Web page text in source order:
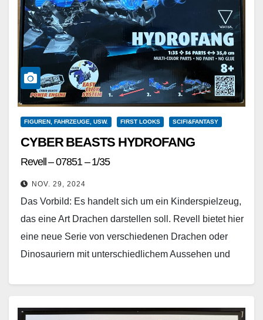
FIGUREN, FAHRZEUGE, USW. FIRST LOOKS SCIFI&FANTASY
CYBER BEASTS HYDROFANG
Revell – 07851 – 1/35
NOV. 29, 2024
Das Vorbild: Es handelt sich um ein Kinderspielzeug,
das eine Art Drachen darstellen soll. Revell bietet hier
eine neue Serie von verschiedenen Drachen oder
Dinosauriern mit unterschiedlichem Aussehen und